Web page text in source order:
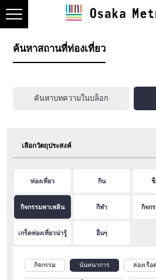
ค้นหาสถานที่ท่องเที่ยว
ค้นหาบทความในบล็อก
เลือกวัตถุประสงค์
ท่องเที่ยว กิน
กิจกรรมพาเพลิน กีฬา กิจก
เกร็ดท่องเที่ยวน่ารู้ อื่นๆ
กิจกรรม นันทนาการ ล่องเรือ